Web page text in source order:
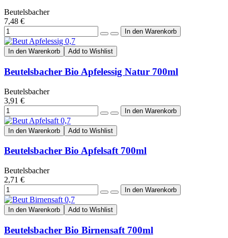
Beutelsbacher
7,48 €
In den Warenkorb Add to Wishlist
Beutelsbacher Bio Apfelessig Natur 700ml
Beutelsbacher
3,91 €
In den Warenkorb Add to Wishlist
Beutelsbacher Bio Apfelsaft 700ml
Beutelsbacher
2,71 €
In den Warenkorb Add to Wishlist
Beutelsbacher Bio Birnensaft 700ml